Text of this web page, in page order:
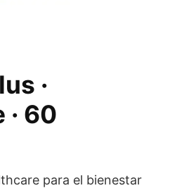
·
60
para el bienestar